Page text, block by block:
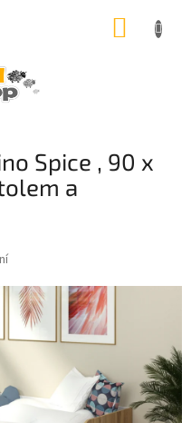
Spice , 90 x
a